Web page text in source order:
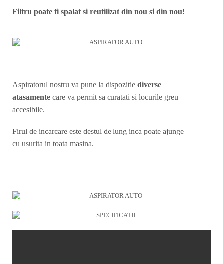
Filtru poate fi spalat si reutilizat din nou si din nou!
Aspiratorul nostru va pune la dispozitie diverse
atasamente care va permit sa curatati si locurile greu
accesibile.
Firul de incarcare este destul de lung inca poate ajunge
cu usurita in toata masina.